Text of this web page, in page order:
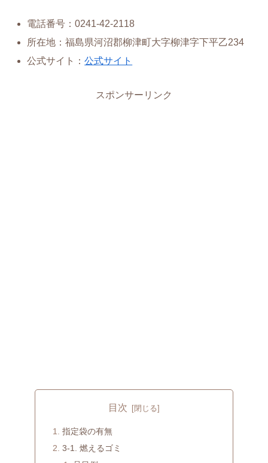
電話番号：0241-42-2118
所在地：福島県河沼郡柳津町大字柳津字下平乙234
公式サイト：公式サイト
スポンサーリンク
目次
指定袋の有無
3-1. 燃えるゴミ